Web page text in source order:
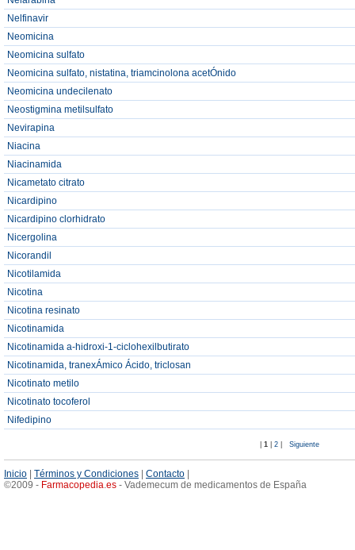
Nelfinavir
Neomicina
Neomicina sulfato
Neomicina sulfato, nistatina, triamcinolona acetÓnido
Neomicina undecilenato
Neostigmina metilsulfato
Nevirapina
Niacina
Niacinamida
Nicametato citrato
Nicardipino
Nicardipino clorhidrato
Nicergolina
Nicorandil
Nicotilamida
Nicotina
Nicotina resinato
Nicotinamida
Nicotinamida a-hidroxi-1-ciclohexilbutirato
Nicotinamida, tranexÁmico Ácido, triclosan
Nicotinato metilo
Nicotinato tocoferol
Nifedipino
1| 2| Siguiente
Inicio Términos y Condiciones Contacto
©2009 - Farmacopedia.es - Vademecum de medicamentos de España